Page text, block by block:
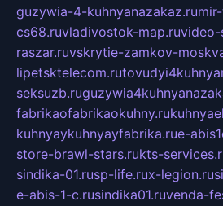
guzywia-4-kuhnyanazakaz.ru
cs68.ruvladivostok-map.ruvideo-
raszar.ruvskrytie-zamkov-
lipetsktelecom.ru
seksuzb.ru
fabrikaofabrikaokuhny.ru
kuhnyaykuhnyayfabrika.rue-
store-brawl-stars.rukts-
sindika-01.rusp-life.rux-legion.ru
e-abis-1-c.rusindika01.ruvenda-